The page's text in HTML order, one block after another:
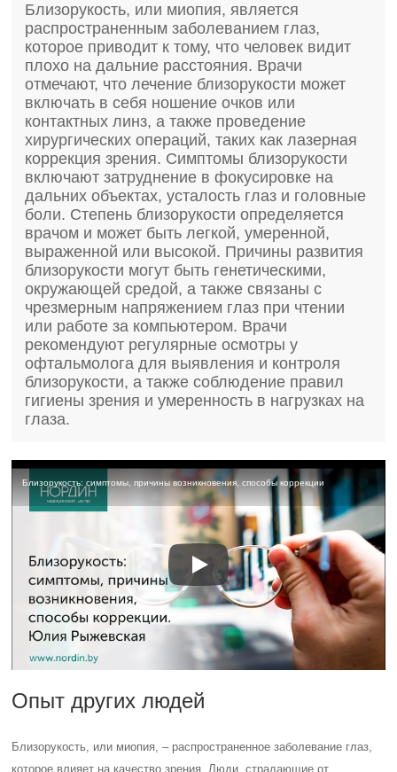
Близорукость, или миопия, является
распространенным заболеванием глаз,
которое приводит к тому, что человек видит
плохо на дальние расстояния. Врачи
отмечают, что лечение близорукости может
включать в себя ношение очков или
контактных линз, а также проведение
хирургических операций, таких как лазерная
коррекция зрения. Симптомы близорукости
включают затруднение в фокусировке на
дальних объектах, усталость глаз и головные
боли. Степень близорукости определяется
врачом и может быть легкой, умеренной,
выраженной или высокой. Причины развития
близорукости могут быть генетическими,
окружающей средой, а также связаны с
чрезмерным напряжением глаз при чтении
или работе за компьютером. Врачи
рекомендуют регулярные осмотры у
офтальмолога для выявления и контроля
близорукости, а также соблюдение правил
гигиены зрения и умеренность в нагрузках на
глаза.
Близорукость: симптомы, причины возникновения, способы коррекции
Опыт других людей
Близорукость, или миопия, – распространенное заболевание глаз,
которое влияет на качество зрения. Люди, страдающие от